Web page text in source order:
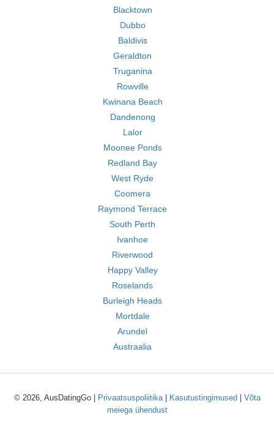
Blacktown
Dubbo
Baldivis
Geraldton
Truganina
Rowville
Kwinana Beach
Dandenong
Lalor
Moonee Ponds
Redland Bay
West Ryde
Coomera
Raymond Terrace
South Perth
Ivanhoe
Riverwood
Happy Valley
Roselands
Burleigh Heads
Mortdale
Arundel
Austraalia
© 2026, AusDatingGo | Privaatsuspoliitika| Kasutustingimused
Võta
meiega ühendust